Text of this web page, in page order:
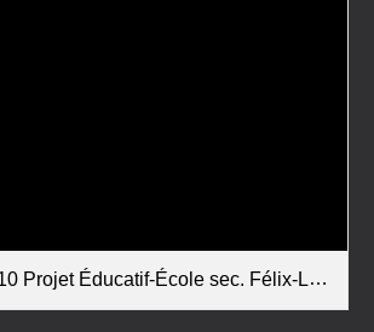
Éducatif-École sec. Félix-Leclerc.pdf